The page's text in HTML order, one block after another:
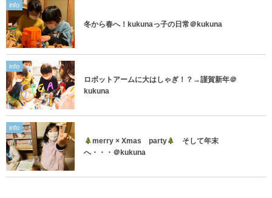
info
冬から春へ！kukunaっ子の日常＠kukuna
info
ロボットアームに大はしゃぎ！？→謹賀新年＠
kukuna
info
merry × Xmas party
そして年末
へ・・・＠kukuna